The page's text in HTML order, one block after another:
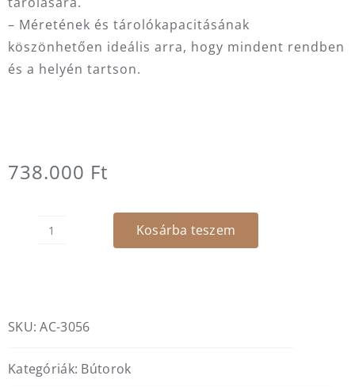
– Méretének és tárolókapacitásának
köszönhetően ideális arra, hogy mindent rendben
és a helyén tartson.
738.000 Ft
Zacatin
Kosárba teszem
SKU:AC-3056
Kategóriák: Bútorok